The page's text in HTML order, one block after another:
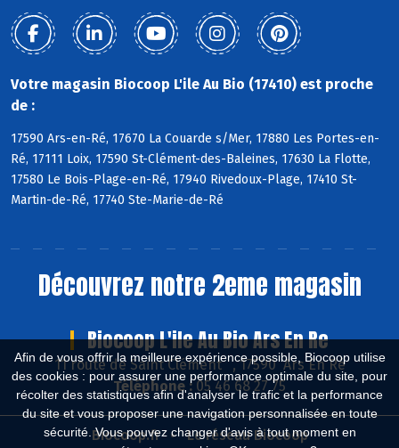
Afin de vous offrir la meilleure expérience possible, Biocoop utilise
des cookies : pour assurer une performance optimale du site, pour
récolter des statistiques afin d'analyser le trafic et la performance
du site et vous proposer une navigation personnalisée en toute
sécurité. Vous pouvez changer d'avis à tout moment en
Votre magasin Biocoop L'ile Au Bio (17410) est proche
de :
17590 Ars-en-Ré, 17670 La Couarde s/Mer, 17880 Les Portes-en-
Ré, 17111 Loix, 17590 St-Clément-des-Baleines, 17630 La Flotte,
17580 Le Bois-Plage-en-Ré, 17940 Rivedoux-Plage, 17410 St-
Martin-de-Ré, 17740 Ste-Marie-de-Ré
Découvrez notre 2eme magasin
Biocoop L'ile Au Bio Ars En Re
11 route de Saint Clément , 17590 Ars En Ré
Téléphone :05 46 68 27 75
Biocoop.fr Le réseau Biocoop